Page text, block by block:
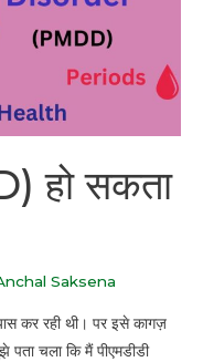
हो सकता
Saksena
कर रही थी। पर इसे कागज़
चला कि मैं पीएमडीडी